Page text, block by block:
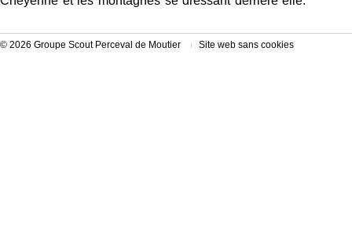
© 2026 Groupe Scout Perceval de Moutier Site web sans cookies